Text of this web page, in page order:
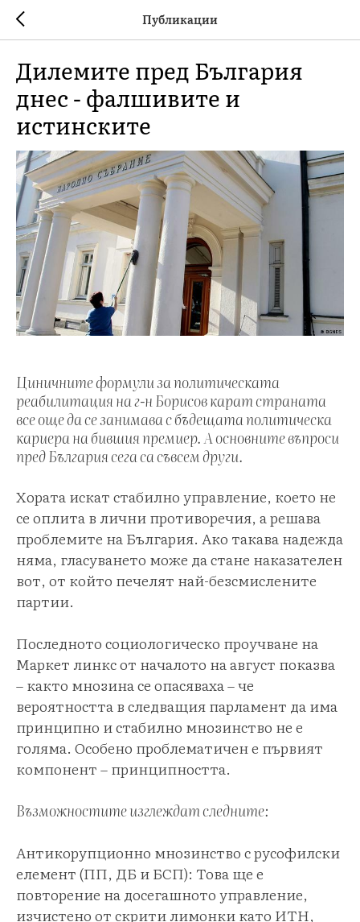
Публикации
Дилемите пред България
днес - фалшивите и
истинските
Циничните формули за политическата
реабилитация на г-н Борисов карат страната
все още да се занимава с бъдещата политическа
кариера на бившия премиер. А основните въпроси
пред България сега са съвсем други.
Хората искат стабилно управление, което не
се оплита в лични противоречия, а решава
проблемите на България. Ако такава надежда
няма, гласуването може да стане наказателен
вот, от който печелят най-безсмислените
партии.
Последното социологическо проучване на
Маркет линкс от началото на август показва
– както мнозина се опасяваха – че
вероятността в следващия парламент да има
принципно и стабилно мнозинство не е
голяма. Особено проблематичен е първият
компонент – принципността.
Възможностите изглеждат следните:
Антикорупционно мнозинство с русофилски
елемент (ПП, ДБ и БСП): Това ще е
повторение на досегашното управление,
изчистено от скрити лимонки като ИТН,